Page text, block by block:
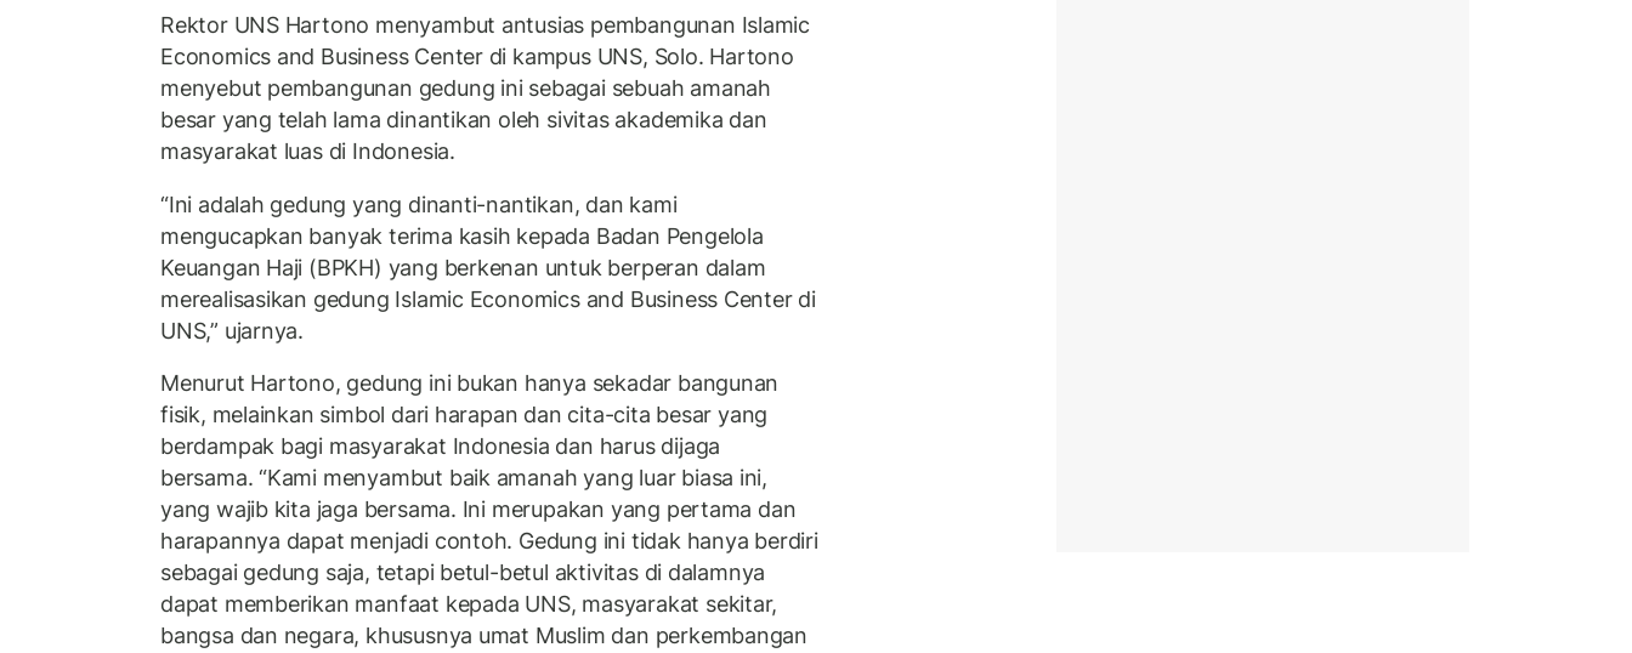
Rektor UNS Hartono menyambut antusias pembangunan Islamic
Economics and Business Center di kampus UNS, Solo. Hartono
menyebut pembangunan gedung ini sebagai sebuah amanah
besar yang telah lama dinantikan oleh sivitas akademika dan
masyarakat luas di Indonesia.
“Ini adalah gedung yang dinanti-nantikan, dan kami
mengucapkan banyak terima kasih kepada Badan Pengelola
Keuangan Haji (BPKH) yang berkenan untuk berperan dalam
merealisasikan gedung Islamic Economics and Business Center di
UNS,” ujarnya.
Menurut Hartono, gedung ini bukan hanya sekadar bangunan
fisik, melainkan simbol dari harapan dan cita-cita besar yang
berdampak bagi masyarakat Indonesia dan harus dijaga
bersama. “Kami menyambut baik amanah yang luar biasa ini,
yang wajib kita jaga bersama. Ini merupakan yang pertama dan
harapannya dapat menjadi contoh. Gedung ini tidak hanya berdiri
sebagai gedung saja, tetapi betul-betul aktivitas di dalamnya
dapat memberikan manfaat kepada UNS, masyarakat sekitar,
bangsa dan negara, khususnya umat Muslim dan perkembangan